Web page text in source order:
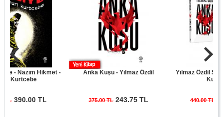
Hikmet -
TL
Anka Kuşu - Yılmaz Özdil
375.00 TL 243.75 TL
Yılmaz Özdil Son
Kuşu Seti
440.00 TL